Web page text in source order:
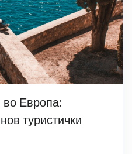
Европа:
туристички